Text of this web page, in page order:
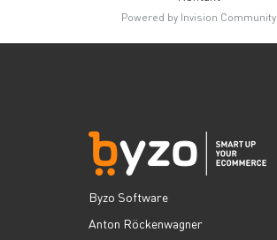
Powered by Invision Community
Byzo Software
Anton Röckenwagner